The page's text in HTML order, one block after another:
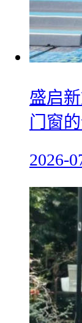
盛启
门窗
2026-